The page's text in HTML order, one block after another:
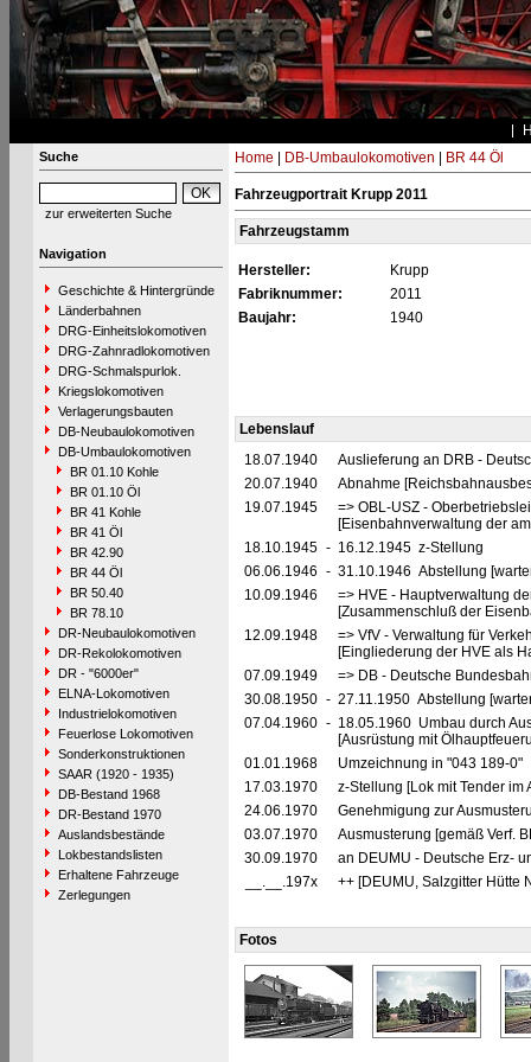
Suche
zur erweiterten Suche
Navigation
Geschichte & Hintergründe
Länderbahnen
DRG-Einheitslokomotiven
DRG-Zahnradlokomotiven
DRG-Schmalspurlok.
Kriegslokomotiven
Verlagerungsbauten
DB-Neubaulokomotiven
DB-Umbaulokomotiven
BR 01.10 Kohle
BR 01.10 Öl
BR 41 Kohle
BR 41 Öl
BR 42.90
BR 44 Öl
BR 50.40
BR 78.10
DR-Neubaulokomotiven
DR-Rekolokomotiven
DR - "6000er"
ELNA-Lokomotiven
Industrielokomotiven
Feuerlose Lokomotiven
Sonderkonstruktionen
SAAR (1920 - 1935)
DB-Bestand 1968
DR-Bestand 1970
Auslandsbestände
Lokbestandslisten
Erhaltene Fahrzeuge
Zerlegungen
Home DB-Umbaulokomotiven BR 44 Öl
Fahrzeugportrait Krupp 2011
Fahrzeugstamm
Hersteller:
Krupp
Fabriknummer:
2011
Baujahr:
1940
Lebenslauf
18.07.1940
Auslieferung an DRB -
20.07.1940
Abnahme
19.07.1945
=> OBL-USZ -
[Eisenbahnverwaltung der
18.10.1945 - 16.12.1945 z-Stellung
06.06.1946 - 31.10.1946 Abstellung
10.09.1946
=> HVE - Hauptverwaltung
[Zusammenschluß der
12.09.1948
=> VfV - Verwaltung für
[Eingliederung der HVE als
07.09.1949
=> DB - Deutsche
30.08.1950 - 27.11.1950 Abstellung
07.04.1960 - 18.05.1960 Umbau durch
[Ausrüstung mit
01.01.1968
Umzeichnung in "043 189-0"
17.03.1970
z-Stellung [Lok mit Tender im
24.06.1970
Genehmigung zur
03.07.1970
Ausmusterung [gemäß Verf.
30.09.1970
an DEUMU - Deutsche Erz-
__.__.197x
++ [DEUMU, Salzgitter Hütte
Fotos